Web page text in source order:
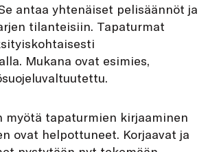
antaa yhtenäiset pelisäännöt ja
tilanteisiin. Tapaturmat
Mukana ovat esimies,
myötä tapaturmien kirjaaminen
ovat helpottuneet. Korjaavat ja